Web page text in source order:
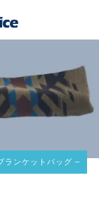
ランケットバッグ – M